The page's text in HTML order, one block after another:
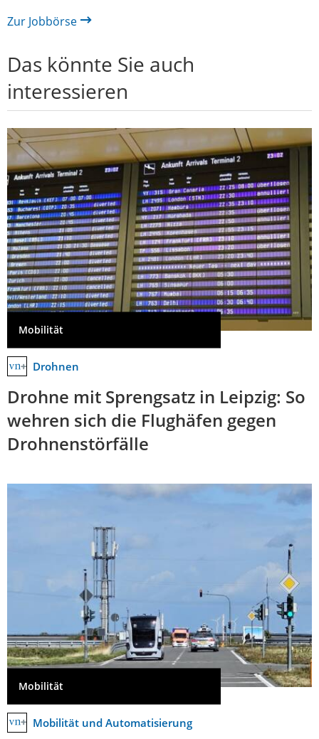
Zur Jobbörse
Das könnte Sie auch
interessieren
Mobilität
Drohnen
Drohne mit Sprengsatz in Leipzig: So
wehren sich die Flughäfen gegen
Drohnenstörfälle
Mobilität
Mobilität und Automatisierung